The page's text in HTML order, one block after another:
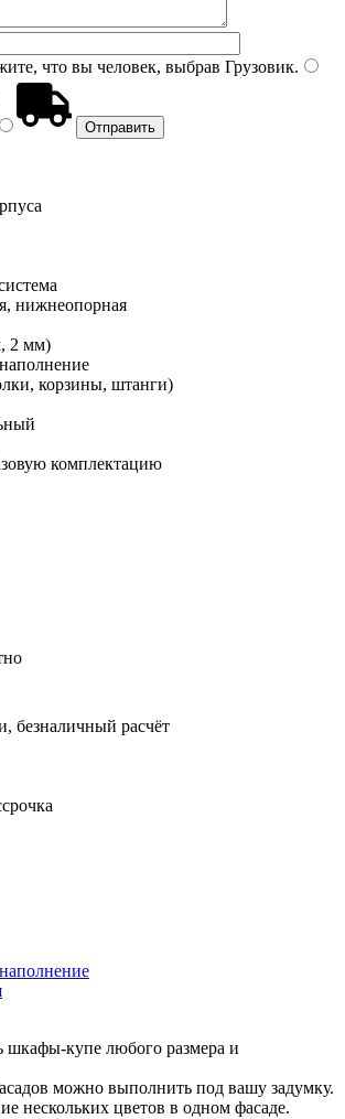
что вы человек, выбрав Грузовик.
нижнеопорная
2 мм)
корзины, штанги)
комплектацию
безналичный расчёт
шкафы-купе любого размера и
можно выполнить под вашу задумку.
нескольких цветов в одном фасаде.